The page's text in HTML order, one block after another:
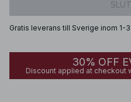
Gratis leverans till Sverige inom 1-
30% OFF
Discount applied at checkout